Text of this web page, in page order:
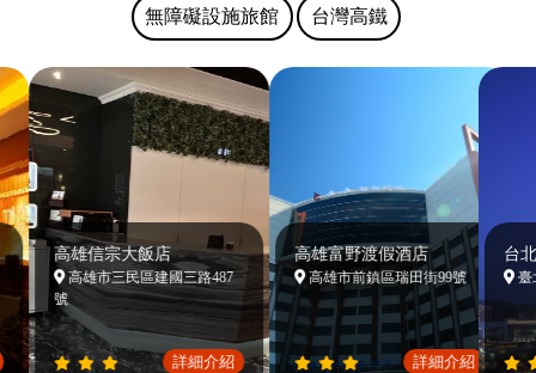
無障礙設施旅館 台灣高鐵
高雄信宗大飯店
高雄市三民區建國三路487
詳細介紹
高雄富野渡假酒店
高雄市前鎮區瑞田街99號
詳細介紹
台北
臺北